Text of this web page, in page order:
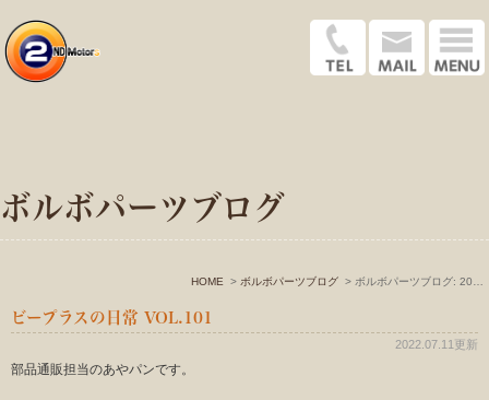
ボルボパーツブログ
HOME ボルボパーツブログ
ビープラスの日常 VOL.101
2022.07.11更新
部品通販担当のあやパンです。